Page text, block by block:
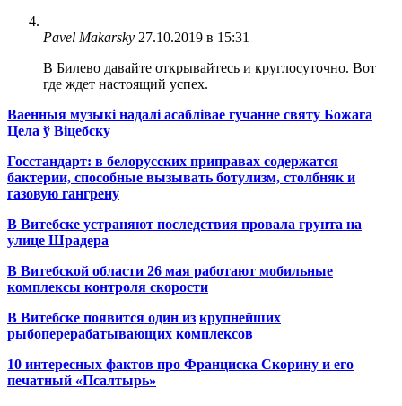
Pavel Makarsky 27.10.2019 в 15:31
В Билево давайте открывайтесь и круглосуточно. Вот
где ждет настоящий успех.
Ваенныя музыкі надалі асаблівае гучанне святу Божага
Цела ў Віцебску
Госстандарт: в белорусских приправах содержатся
бактерии, способные вызывать ботулизм, столбняк и
газовую гангрену
В Витебске устраняют последствия провала грунта на
улице Шрадера
В Витебской области 26 мая работают мобильные
комплексы контроля скорости
В Витебске появится один из крупнейших
рыбоперерабатывающих комплексов
10 интересных фактов про Франциска Скорину и его
печатный «Псалтырь»